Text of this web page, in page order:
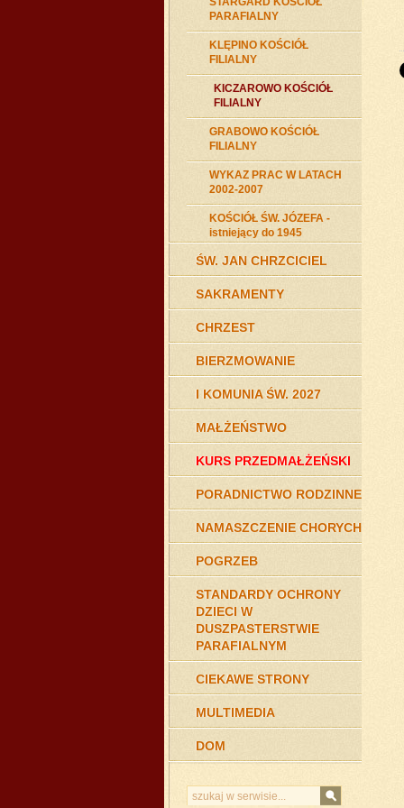
PARAFIALNY
KLĘPINO KOŚCIÓŁ
FILIALNY
KICZAROWO KOŚCIÓŁ
FILIALNY
GRABOWO KOŚCIÓŁ
FILIALNY
WYKAZ PRAC W LATACH
2002-2007
KOŚCIÓŁ ŚW. JÓZEFA -
istniejący do 1945
ŚW. JAN CHRZCICIEL
SAKRAMENTY
CHRZEST
BIERZMOWANIE
I KOMUNIA ŚW. 2027
MAŁŻEŃSTWO
KURS PRZEDMAŁŻEŃSKI
PORADNICTWO RODZINNE
NAMASZCZENIE CHORYCH
POGRZEB
STANDARDY OCHRONY
DZIECI W
DUSZPASTERSTWIE
PARAFIALNYM
CIEKAWE STRONY
MULTIMEDIA
DOM